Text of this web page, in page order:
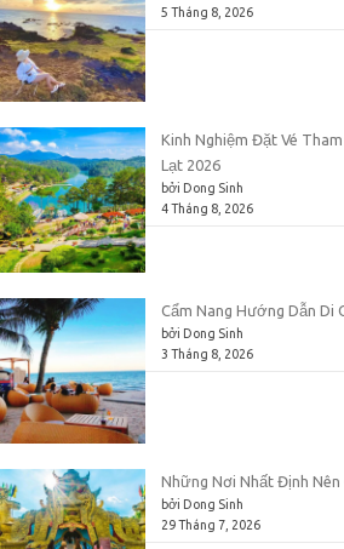
5 Tháng 8, 2026
Kinh Nghiệm Đặt Vé
Lạt 2026
bởi Dong Sinh
4 Tháng 8, 2026
Cẩm Nang Hướng Dẫn Di
bởi Dong Sinh
3 Tháng 8, 2026
Những Nơi Nhất Định Nên
bởi Dong Sinh
29 Tháng 7, 2026